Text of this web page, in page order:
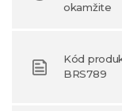
okamžite
Kód
BRS789